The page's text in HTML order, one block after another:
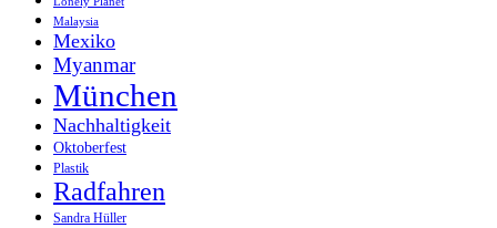
Malaysia
Mexiko
Myanmar
München
Nachhaltigkeit
Oktoberfest
Plastik
Radfahren
Sandra Hüller